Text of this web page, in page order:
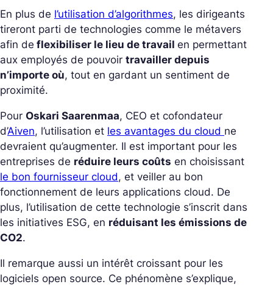
En plus de l’utilisation d’algorithmes, les dirigeants
tireront parti de technologies comme le métavers
afin de flexibiliser le lieu de travail en permettant
aux employés de pouvoir travailler depuis
n’importe où, tout en gardant un sentiment de
proximité.
Pour Oskari Saarenmaa, CEO et cofondateur
d’Aiven, l’utilisation et les avantages du cloud ne
devraient qu’augmenter. Il est important pour les
entreprises de réduire leurs coûts en choisissant
le bon fournisseur cloud, et veiller au bon
fonctionnement de leurs applications cloud. De
plus, l’utilisation de cette technologie s’inscrit dans
les initiatives ESG, en réduisant les émissions de
CO2.
Il remarque aussi un intérêt croissant pour les
logiciels open source. Ce phénomène s’explique,